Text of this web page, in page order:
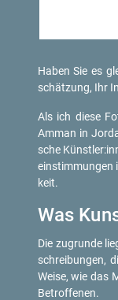
Haben Sie es
schät­zung, Ihr
Als ich diese
Amman in
sche
ein­stim­mun­gen
keit.
Was
Die zu­grun­de
schrei­bun­gen,
Weise, wie das
Be­trof­fe­nen.